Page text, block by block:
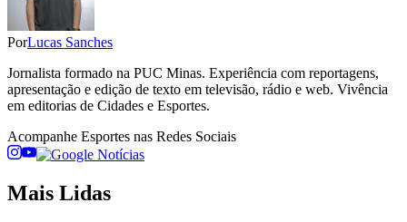
PorLucas Sanches
Jornalista formado na PUC Minas. Experiência com reportagens,
apresentação e edição de texto em televisão, rádio e web. Vivência
em editorias de Cidades e Esportes.
Acompanhe Esportes nas Redes Sociais
Mais Lidas